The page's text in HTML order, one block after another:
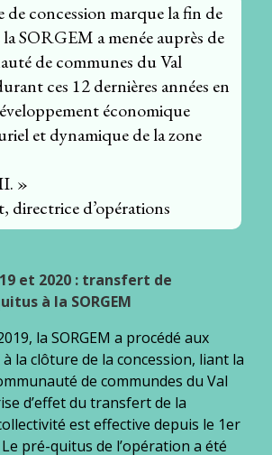
concession marque la fin de
SORGEM a menée auprès de
de communes du Val
ces 12 dernières années en
économique
et dynamique de la zone
»
directrice d’opérations
et 2020 : transfert de
à la SORGEM
la SORGEM a procédé aux
la clôture de la concession, liant la
de commundes du Val
d’effet du transfert de la
est effective depuis le 1er
pré-quitus de l’opération a été